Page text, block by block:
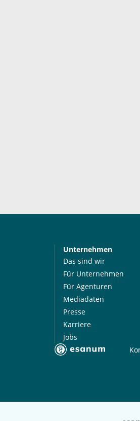
Unternehmen
Das sind wir
Für Unternehmen
Für Agenturen
Mediadaten
Presse
Karriere
Jobs